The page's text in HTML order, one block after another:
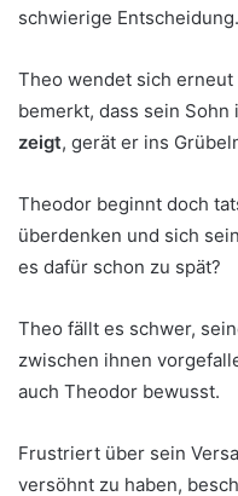
schwierige Entscheidung.
Theo wendet sich
bemerkt, dass sein Sohn
zeigt, gerät er ins
Theodor beginnt doch
überdenken und sich
es dafür schon zu spät?
Theo fällt es schwer,
zwischen ihnen
auch Theodor bewusst.
Frustriert über sein
versöhnt zu haben,